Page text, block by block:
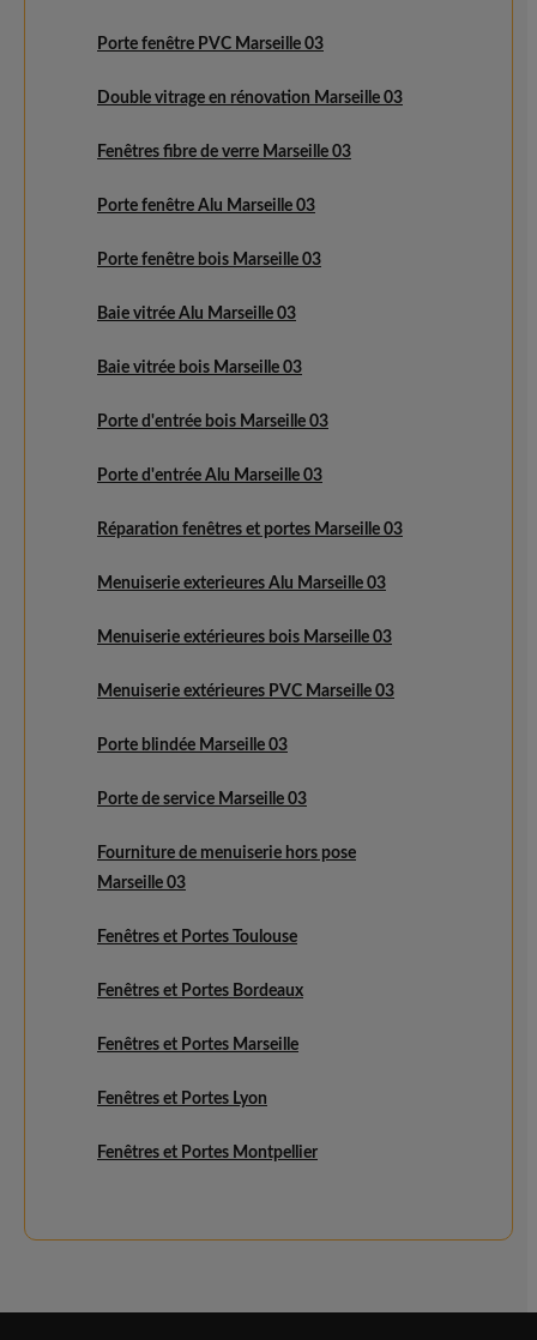
Porte fenêtre PVC Marseille 03
Double vitrage en rénovation Marseille 03
Fenêtres fibre de verre Marseille 03
Porte fenêtre Alu Marseille 03
Porte fenêtre bois Marseille 03
Baie vitrée Alu Marseille 03
Baie vitrée bois Marseille 03
Porte d'entrée bois Marseille 03
Porte d'entrée Alu Marseille 03
Réparation fenêtres et portes Marseille 03
Menuiserie exterieures Alu Marseille 03
Menuiserie extérieures bois Marseille 03
Menuiserie extérieures PVC Marseille 03
Porte blindée Marseille 03
Porte de service Marseille 03
Fourniture de menuiserie hors pose
Marseille 03
Fenêtres et Portes Toulouse
Fenêtres et Portes Bordeaux
Fenêtres et Portes Marseille
Fenêtres et Portes Lyon
Fenêtres et Portes Montpellier